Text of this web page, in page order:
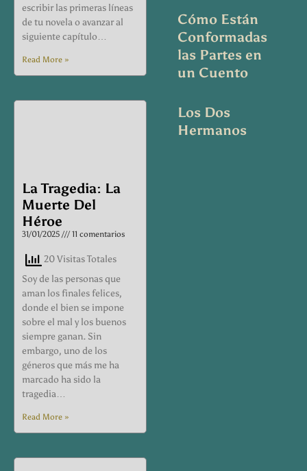
escribir las primeras líneas
de tu novela o avanzar al
siguiente capítulo…
Read More »
La Tragedia: La
Muerte Del
Héroe
31/01/2025 11 comentarios
20 Visitas Totales
Soy de las personas que
aman los finales felices,
donde el bien se impone
sobre el mal y los buenos
siempre ganan. Sin
embargo, uno de los
géneros que más me ha
marcado ha sido la
tragedia…
Read More »
Cómo Están
Conformadas
las Partes en
un Cuento
Los Dos
Hermanos